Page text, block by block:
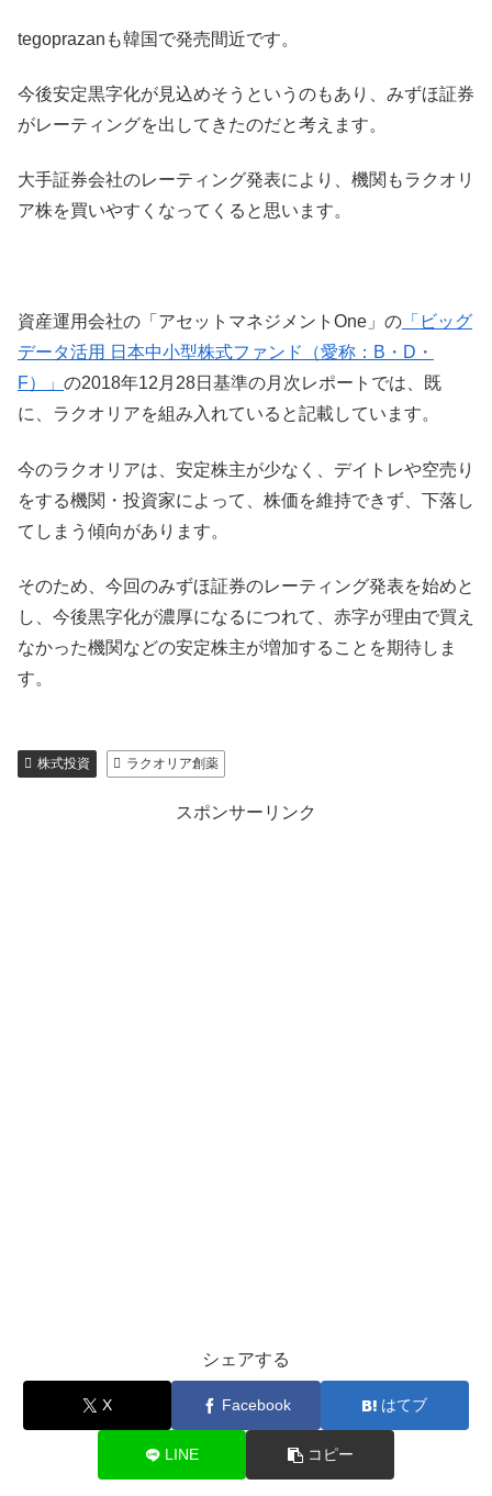
tegoprazanも韓国で発売間近です。
今後安定黒字化が見込めそうというのもあり、みずほ証券
がレーティングを出してきたのだと考えます。
大手証券会社のレーティング発表により、機関もラクオリ
ア株を買いやすくなってくると思います。
資産運用会社の「アセットマネジメントOne」の 「ビッグ
データ活用 日本中小型株式ファンド（愛称：B・D・
F）」 の2018年12月28日基準の月次レポートでは、既
に、ラクオリアを組み入れていると記載しています。
今のラクオリアは、安定株主が少なく、デイトレや空売り
をする機関・投資家によって、株価を維持できず、下落し
てしまう傾向があります。
そのため、今回のみずほ証券のレーティング発表を始めと
し、今後黒字化が濃厚になるにつれて、赤字が理由で買え
なかった機関などの安定株主が増加することを期待しま
す。
株式投資 ラクオリア創薬
スポンサーリンク
シェアする
X Facebook はてブ
LINE コピー